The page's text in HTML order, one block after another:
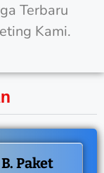
Terbaru
Kami.
B. Paket